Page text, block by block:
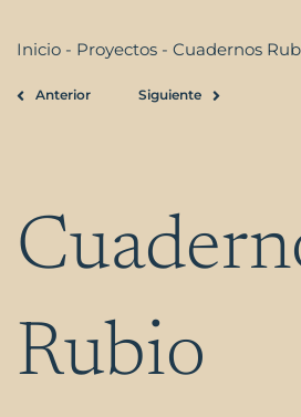
Inicio - Proyectos - Cuadernos
Anterior Siguiente
Rubio